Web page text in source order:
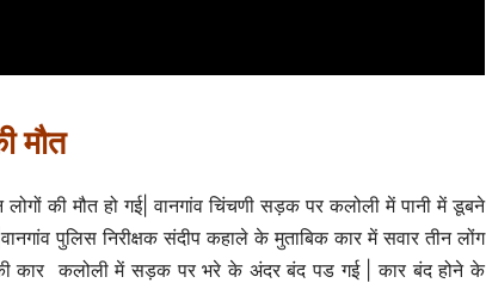
मौत
की मौत हो गई| वानगांव चिंचणी सड़क पर कलोली में पानी में डूबने
पुलिस निरीक्षक संदीप कहाले के मुताबिक कार में सवार तीन लोंग
कार कलोली में सड़क पर भरे के अंदर बंद पड गई | कार बंद होने के